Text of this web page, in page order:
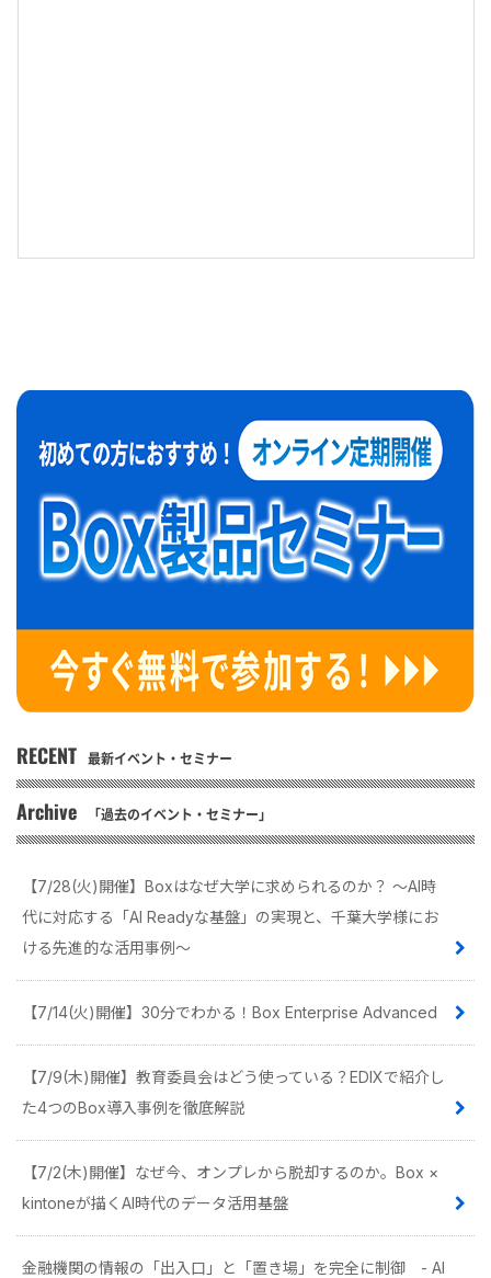
RECENT 最新イベント・セミナー
Archive 「過去のイベント・セミナー」
【7/28(火)開催】Boxはなぜ大学に求められるのか？ 〜AI時
代に対応する「AI Readyな基盤」の実現と、千葉大学様にお
ける先進的な活用事例〜
【7/14(火)開催】30分でわかる！Box Enterprise Advanced
【7/9(木)開催】教育委員会はどう使っている？EDIXで紹介し
た4つのBox導入事例を徹底解説
【7/2(木)開催】なぜ今、オンプレから脱却するのか。Box ×
kintoneが描くAI時代のデータ活用基盤
金融機関の情報の「出入口」と「置き場」を完全に制御 - AI